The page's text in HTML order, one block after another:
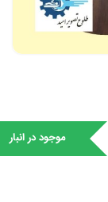
موجود در انبار